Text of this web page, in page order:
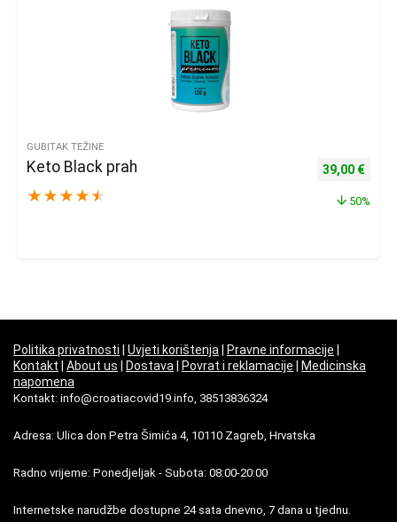
GUBITAK TEŽINE
Keto Black prah
★ ★ ★ ★ ★
Izvorna
39,00 €
50%
Politika privatnosti | Uvjeti korištenja | Pravne informacije |
Kontakt | About us | Dostava | Povrat i reklamacije | Medicinska
napomena
Kontakt: info@croatiacovid19.info, 38513836324
Adresa: Ulica don Petra Šimića 4, 10110 Zagreb, Hrvatska
Radno vrijeme: Ponedjeljak - Subota: 08:00-20:00
Internetske narudžbe dostupne 24 sata dnevno, 7 dana u tjednu.